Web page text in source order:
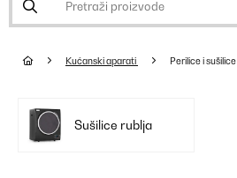
Kućanski aparati Perilice i sušilice
Sušilice rublja